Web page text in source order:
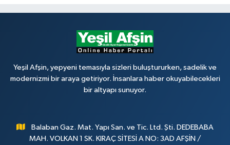
Yeşil Afşin, yepyeni temasıyla sizleri buluştururken, sadelik ve
modernizmi bir araya getiriyor. İnsanlara haber okuyabilecekleri
bir altyapı sunuyor.
Balaban Gaz. Mat. Yapı San. ve Tic. Ltd. Şti. DEDEBABA
MAH. VOLKAN 1 SK. KIRAÇ SİTESİ A NO: 3AD AFŞİN /